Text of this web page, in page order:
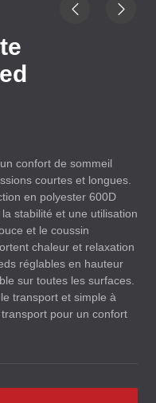
confort de sommeil
courtes et longues.
en polyester 600D
stabilité et une utilisation
et le coussin
chaleur et relaxation
réglables en hauteur
sur toutes les surfaces.
transport et simple à
pour un confort